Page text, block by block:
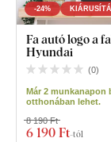
-24%
Fa autó logo a
Hyundai
(0)
Már 2 munkanapon
otthonában lehet.
6 190 Ft-tól
8 190 Ft